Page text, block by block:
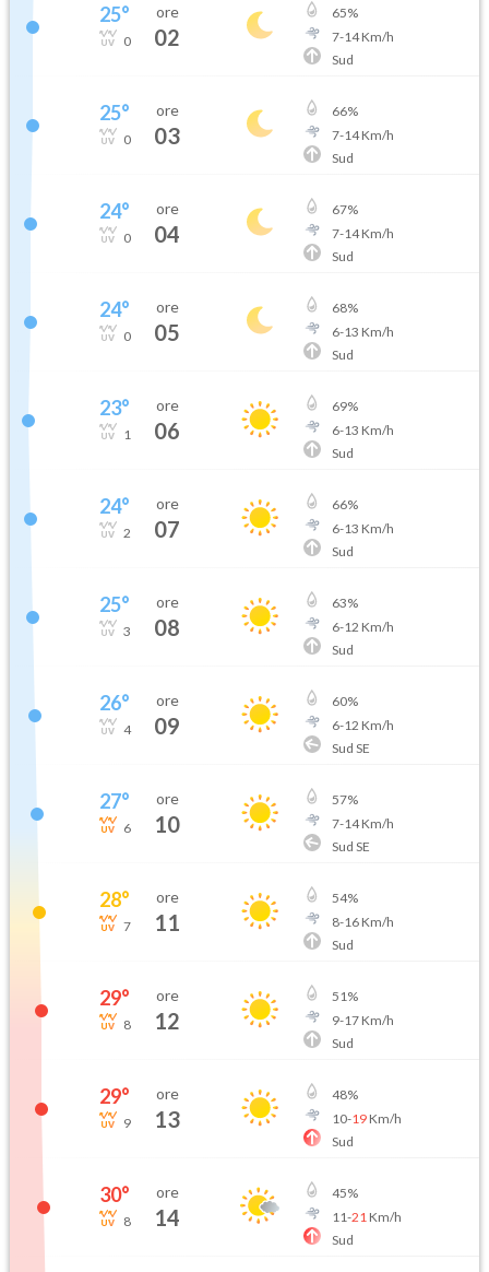
25°
0
ore
02
65%
7-14Km/h
Sud
25°
0
ore
03
66%
7-14Km/h
Sud
24°
0
ore
04
67%
7-14Km/h
Sud
24°
0
ore
05
68%
6-13 Km/h
Sud
23°
1
ore
06
69%
6-13 Km/h
Sud
24°
2
ore
07
66%
6-13 Km/h
Sud
25°
3
ore
08
63%
6-12 Km/h
Sud
26°
4
ore
09
60%
6-12 Km/h
Sud SE
27°
6
ore
10
57%
7-14Km/h
Sud SE
28°
7
ore
11
54%
8-16Km/h
Sud
29°
8
ore
12
51%
9-17Km/h
Sud
29°
9
ore
13
48%
10-19Km/h
Sud
30°
8
ore
14
45%
11-21 Km/h
Sud